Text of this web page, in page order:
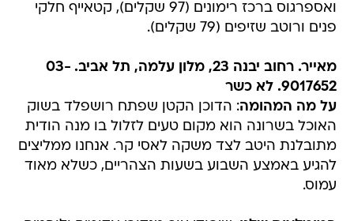
ואספרגוס ברכז רימונים (97 שקלים), קטאייף חלקי
פנים ורוטב שזיפים (79 שקלים).
מאייר. רחוב יבנה 23, מלון עלמה, תל אביב. 03-
9017652. לא כשר
על מה המהומה: הדוכן הקטן שפתח רושפלד בשוק
האוכל בשרונה הוא מקום טעים לזלול בו מנה הודית
מתובלנת היטב לצד משקה לאסי קר. אנחנו ממליצים
להגיע באמצע השבוע בשעות הצהריים, כשלא מאוד
עמוס.